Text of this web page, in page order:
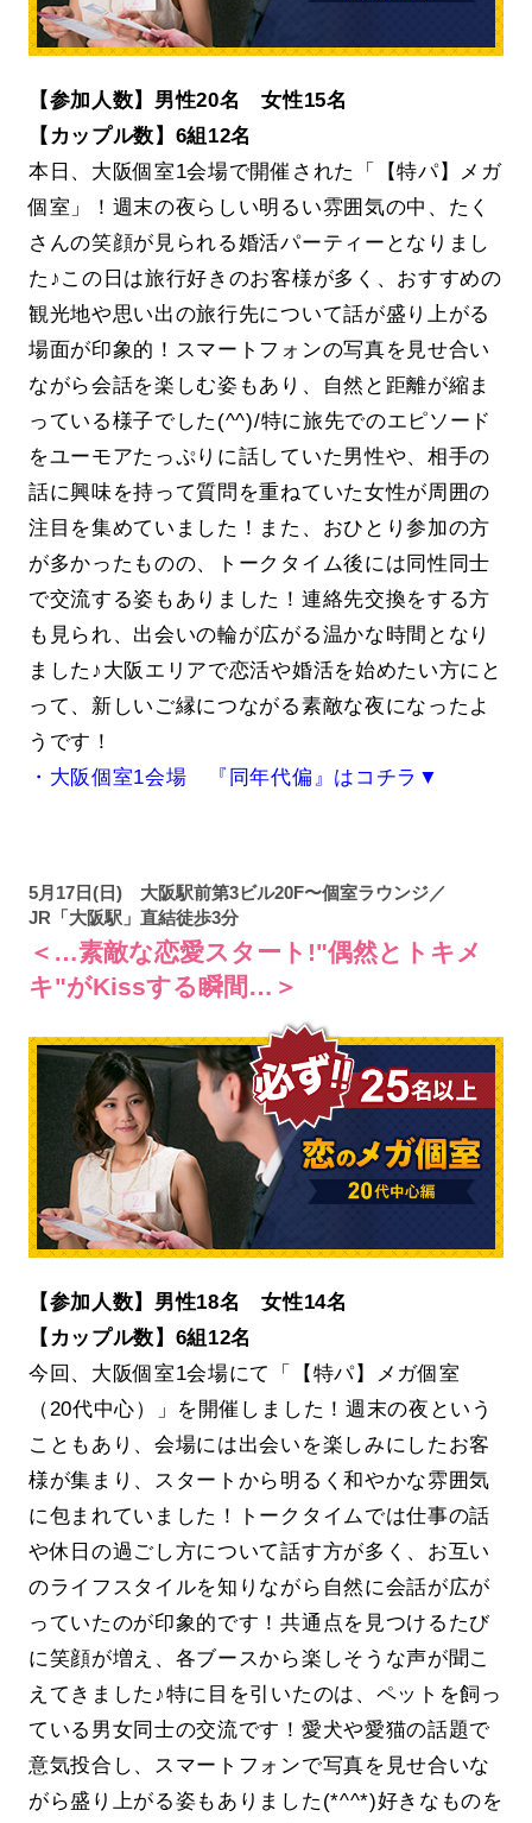
【参加人数】男性20名 女性15名
【カップル数】6組12名
本日、大阪個室1会場で開催された「【特パ】メガ
個室」！週末の夜らしい明るい雰囲気の中、たく
さんの笑顔が見られる婚活パーティーとなりまし
た♪この日は旅行好きのお客様が多く、おすすめの
観光地や思い出の旅行先について話が盛り上がる
場面が印象的！スマートフォンの写真を見せ合い
ながら会話を楽しむ姿もあり、自然と距離が縮ま
っている様子でした(^^)/特に旅先でのエピソード
をユーモアたっぷりに話していた男性や、相手の
話に興味を持って質問を重ねていた女性が周囲の
注目を集めていました！また、おひとり参加の方
が多かったものの、トークタイム後には同性同士
で交流する姿もありました！連絡先交換をする方
も見られ、出会いの輪が広がる温かな時間となり
ました♪大阪エリアで恋活や婚活を始めたい方にと
って、新しいご縁につながる素敵な夜になったよ
うです！
・大阪個室1会場 『同年代偏』はコチラ▼
5月17日(日) 大阪駅前第3ビル20F〜個室ラウンジ／
JR「大阪駅」直結徒歩3分
＜…素敵な恋愛スタート!"偶然とトキメ
キ"がKissする瞬間…＞
【参加人数】男性18名 女性14名
【カップル数】6組12名
今回、大阪個室1会場にて「【特パ】メガ個室
（20代中心）」を開催しました！週末の夜という
こともあり、会場には出会いを楽しみにしたお客
様が集まり、スタートから明るく和やかな雰囲気
に包まれていました！トークタイムでは仕事の話
や休日の過ごし方について話す方が多く、お互い
のライフスタイルを知りながら自然に会話が広が
っていたのが印象的です！共通点を見つけるたび
に笑顔が増え、各ブースから楽しそうな声が聞こ
えてきました♪特に目を引いたのは、ペットを飼っ
ている男女同士の交流です！愛犬や愛猫の話題で
意気投合し、スマートフォンで写真を見せ合いな
がら盛り上がる姿もありました(*^^*)好きなものを